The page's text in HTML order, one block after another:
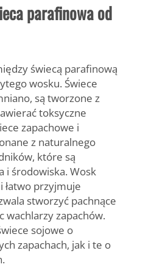
parafinowa od
świecą parafinową
wosku. Świece
są tworzone z
toksyczne
zapachowe i
z naturalnego
które są
i środowiska. Wosk
łatwo przyjmuje
stworzyć pachnące
wachlarzy zapachów.
sojowe o
zapachach, jak i te o